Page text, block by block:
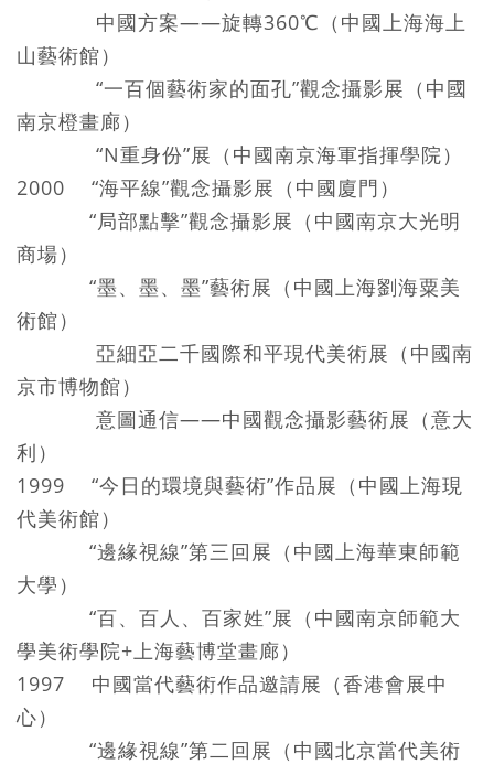
中國方案——旋轉360℃（中國上海海上
山藝術館）
“一百個藝術家的面孔”觀念攝影展（中國
南京橙畫廊）
“N重身份”展（中國南京海軍指揮學院）
2000 “海平線”觀念攝影展（中國廈門）
“局部點擊”觀念攝影展（中國南京大光明
商場）
“墨、墨、墨”藝術展（中國上海劉海粟美
術館）
亞細亞二千國際和平現代美術展（中國南
京市博物館）
意圖通信——中國觀念攝影藝術展（意大
利）
1999 “今日的環境與藝術”作品展（中國上海現
代美術館）
“邊緣視線”第三回展（中國上海華東師範
大學）
“百、百人、百家姓”展（中國南京師範大
學美術學院+上海藝博堂畫廊）
1997 中國當代藝術作品邀請展（香港會展中
心）
“邊緣視線”第二回展（中國北京當代美術